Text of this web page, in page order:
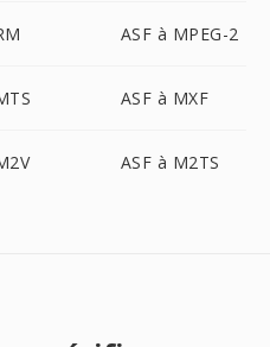
ASF à MPEG-2
ASF à MXF
ASF à M2TS